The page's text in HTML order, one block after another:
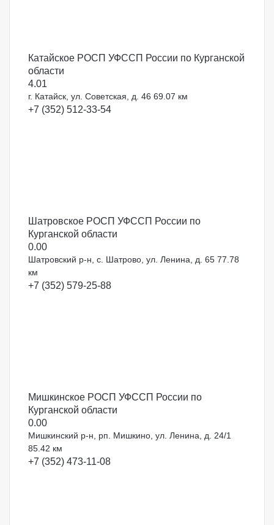
Катайское РОСП УФССП России по Курганской
области
4.01
г. Катайск, ул. Советская, д. 46 69.07 км
+7 (352) 512-33-54
Шатровское РОСП УФССП России по
Курганской области
0.00
Шатровский р-н, с. Шатрово, ул. Ленина, д. 65 77.78
км
+7 (352) 579-25-88
Мишкинское РОСП УФССП России по
Курганской области
0.00
Мишкинский р-н, рп. Мишкино, ул. Ленина, д. 24/1
85.42 км
+7 (352) 473-11-08